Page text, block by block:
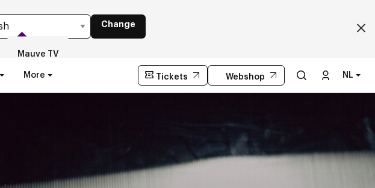
Change
More
Mauve TV
Tickets Webshop NL